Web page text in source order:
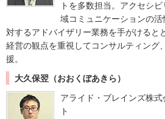
トを多数担当。アクセシ
域コミュニケーションの
対するアドバイザリー業務を手がけると
経営の観点を重視してコンサルティング
援。
大久保翌（おおくぼあきら）
アライド・ブレインズ株
ト